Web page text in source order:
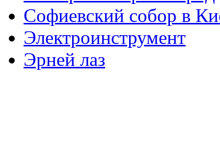
Софиевский собор в
Электроинструмент
Эрней лаз